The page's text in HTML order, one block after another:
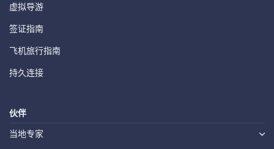
虚拟导游
签证指南
飞机旅行指南
持久连接
伙伴
当地专家